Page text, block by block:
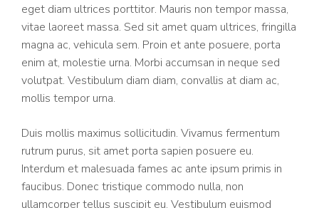
eget diam ultrices porttitor. Mauris non tempor massa,
vitae laoreet massa. Sed sit amet quam ultrices, fringilla
magna ac, vehicula sem. Proin et ante posuere, porta
enim at, molestie urna. Morbi accumsan in neque sed
volutpat. Vestibulum diam diam, convallis at diam ac,
mollis tempor urna.
Duis mollis maximus sollicitudin. Vivamus fermentum
rutrum purus, sit amet porta sapien posuere eu.
Interdum et malesuada fames ac ante ipsum primis in
faucibus. Donec tristique commodo nulla, non
ullamcorper tellus suscipit eu. Vestibulum euismod